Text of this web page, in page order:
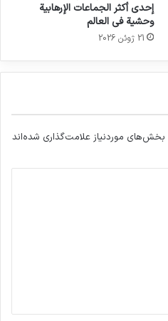
إحدى أكثر الجماعات الإرهابية
وحشية في العالم
21 ژوئن 2026
بخش‌های موردنیاز علامت‌گذاری شده‌اند